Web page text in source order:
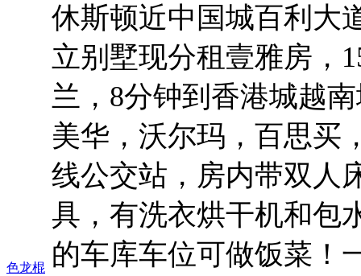
色龙棍
休斯顿近中国城百利大
立别墅现分租壹雅房，
兰，8分钟到香港城越
美华，沃尔玛，百思买
线公交站，房内带双人
具，有洗衣烘干机和包
的车库车位可做饭菜！